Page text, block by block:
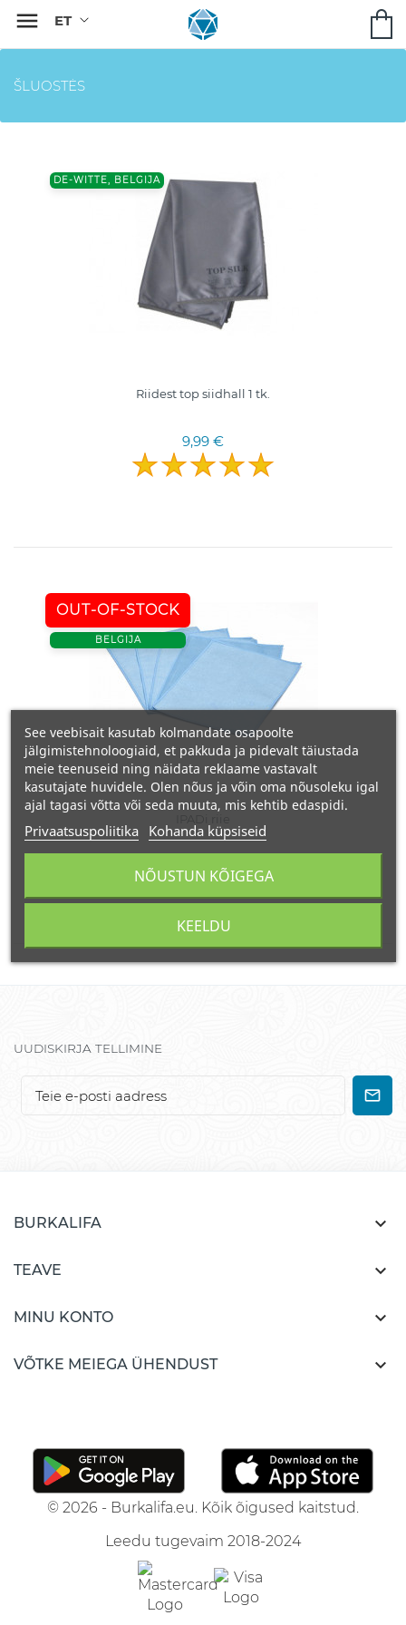

ŠLUOSTĖS
DE-WITTE, BELGIJA
Riidest top siidhall 1 tk.
9,99 €
OUT-OF-STOCK
BELGIJA
2,50 €
UUDISKIRJA TELLIMINE
BURKALIFA 
TEAVE 
MINU KONTO 
VÕTKE MEIEGA ÜHENDUST 
© 2026 - Burkalifa.eu. Kõik õigused kaitstud.
Leedu tugevaim 2018-2024
See veebisait kasutab kolmandate osapoolte
jälgimistehnoloogiaid, et pakkuda ja pidevalt täiustada
meie teenuseid ning näidata reklaame vastavalt
kasutajate huvidele. Olen nõus ja võin oma nõusoleku igal
ajal tagasi võtta või seda muuta, mis kehtib edaspidi.
Privaatsuspoliitika Kohanda küpsiseid
KEELDU
NÕUSTUN KÕIGEGA